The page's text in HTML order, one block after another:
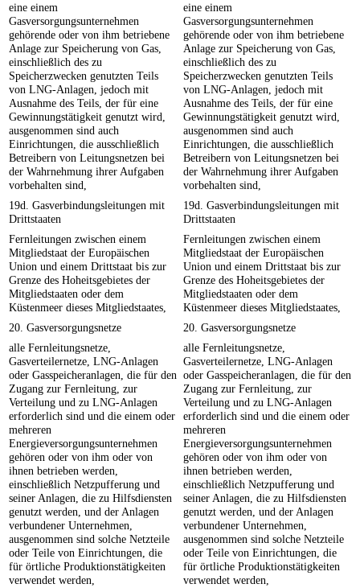
eine einem
Gasversorgungsunternehmen
gehörende oder von ihm betriebene
Anlage zur Speicherung von Gas,
einschließlich des zu
Speicherzwecken genutzten Teils
von LNG-Anlagen, jedoch mit
Ausnahme des Teils, der für eine
Gewinnungstätigkeit genutzt wird,
ausgenommen sind auch
Einrichtungen, die ausschließlich
Betreibern von Leitungsnetzen bei
der Wahrnehmung ihrer Aufgaben
vorbehalten sind,
eine einem
Gasversorgungsunternehmen
gehörende oder von ihm betriebene
Anlage zur Speicherung von Gas,
einschließlich des zu
Speicherzwecken genutzten Teils
von LNG-Anlagen, jedoch mit
Ausnahme des Teils, der für eine
Gewinnungstätigkeit genutzt wird,
ausgenommen sind auch
Einrichtungen, die ausschließlich
Betreibern von Leitungsnetzen bei
der Wahrnehmung ihrer Aufgaben
vorbehalten sind,
19d. Gasverbindungsleitungen mit
Drittstaaten
19d. Gasverbindungsleitungen mit
Drittstaaten
Fernleitungen zwischen einem
Mitgliedstaat der Europäischen
Union und einem Drittstaat bis zur
Grenze des Hoheitsgebietes der
Mitgliedstaaten oder dem
Küstenmeer dieses Mitgliedstaates,
Fernleitungen zwischen einem
Mitgliedstaat der Europäischen
Union und einem Drittstaat bis zur
Grenze des Hoheitsgebietes der
Mitgliedstaaten oder dem
Küstenmeer dieses Mitgliedstaates,
20. Gasversorgungsnetze
20. Gasversorgungsnetze
alle Fernleitungsnetze,
Gasverteilernetze, LNG-Anlagen
oder Gasspeicheranlagen, die für den
Zugang zur Fernleitung, zur
Verteilung und zu LNG-Anlagen
erforderlich sind und die einem oder
mehreren
Energieversorgungsunternehmen
gehören oder von ihm oder von
ihnen betrieben werden,
einschließlich Netzpufferung und
seiner Anlagen, die zu Hilfsdiensten
genutzt werden, und der Anlagen
verbundener Unternehmen,
ausgenommen sind solche Netzteile
oder Teile von Einrichtungen, die
für örtliche Produktionstätigkeiten
verwendet werden,
alle Fernleitungsnetze,
Gasverteilernetze, LNG-Anlagen
oder Gasspeicheranlagen, die für den
Zugang zur Fernleitung, zur
Verteilung und zu LNG-Anlagen
erforderlich sind und die einem oder
mehreren
Energieversorgungsunternehmen
gehören oder von ihm oder von
ihnen betrieben werden,
einschließlich Netzpufferung und
seiner Anlagen, die zu Hilfsdiensten
genutzt werden, und der Anlagen
verbundener Unternehmen,
ausgenommen sind solche Netzteile
oder Teile von Einrichtungen, die
für örtliche Produktionstätigkeiten
verwendet werden,